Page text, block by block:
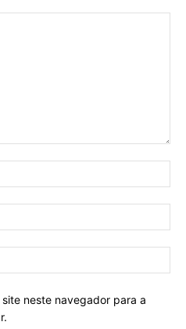
neste navegador para a